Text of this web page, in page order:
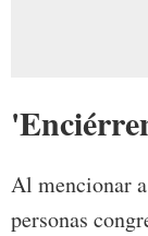
Al mencionar
personas